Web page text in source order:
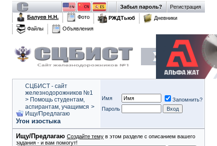
Регистрация
Забыл пароль?
Балуев Н.Н.
Фото РЖДТьюб
Дневники
Файлы
Объявления
СЦБИСТ - сайт
железнодорожников №1
> Помощь студентам,
аспирантам, учащимся >
Ищу/Предлагаю
Угон изостыка
Имя
Запомнить?
Пароль
Ищу/Предлагаю Создайте тему в этом разделе с описанием вашего
задания - и вам помогут!